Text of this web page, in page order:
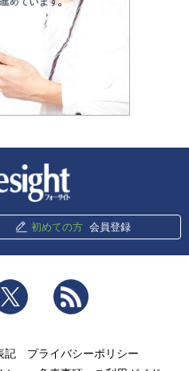
初めての方 会員登録
Twitter
記
プライバシーポリシー